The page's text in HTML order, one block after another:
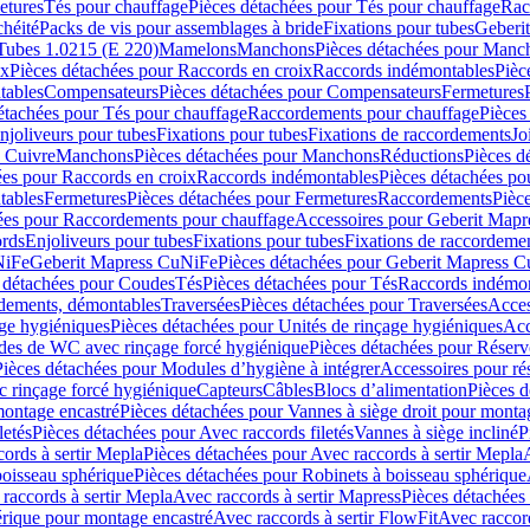
Tés pour chauffagePièces détachées pour Tés pour chauffage
Packs de vis pour assemblages à brideFixations pour tubes
1.0215 (E 220)MamelonsManchonsPièces détachées pour
Pièces détachées pour Raccords en croixRaccords indémontables
CompensateursPièces détachées pour CompensateursFermetures
pour Tés pour chauffageRaccordements pour chauffage
pour tubesFixations pour tubesFixations de raccordements
CuivreManchonsPièces détachées pour ManchonsRéductionsPièces
pour Raccords en croixRaccords indémontablesPièces détachées
FermeturesPièces détachées pour FermeturesRaccordements
pour Raccordements pour chauffageAccessoires pour Geberit
Enjoliveurs pour tubesFixations pour tubesFixations de
Geberit Mapress CuNiFePièces détachées pour Geberit Mapress
pour CoudesTésPièces détachées pour TésRaccords
démontablesTraverséesPièces détachées pour Traversées
hygiéniquesPièces détachées pour Unités de rinçage hygiéniques
de WC avec rinçage forcé hygiéniquePièces détachées pour
détachées pour Modules d’hygiène à intégrerAccessoires pour
rinçage forcé hygiéniqueCapteursCâblesBlocs d’alimentationPièces
encastréPièces détachées pour Vannes à siège droit pour
Pièces détachées pour Avec raccords filetésVannes à siège incliné
à sertir MeplaPièces détachées pour Avec raccords à sertir Mepla
sphériquePièces détachées pour Robinets à boisseau sphérique
à sertir MeplaAvec raccords à sertir MapressPièces
pour montage encastréAvec raccords à sertir FlowFitAvec